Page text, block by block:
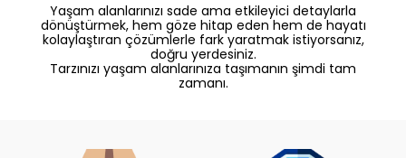
Yaşam alanlarınızı sade ama etkileyici detaylarla
dönüştürmek, hem göze hitap eden hem de hayatı
kolaylaştıran çözümlerle fark yaratmak istiyorsanız,
doğru yerdesiniz.
Tarzınızı yaşam alanlarınıza taşımanın şimdi tam
zamanı.